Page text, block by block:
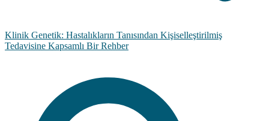
Klinik Genetik: Hastalıkların Tanısından Kişiselleştirilmiş
Tedavisine Kapsamlı Bir Rehber